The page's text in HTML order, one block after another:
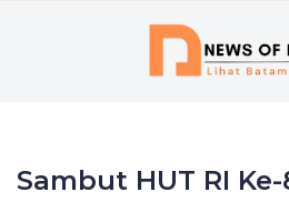
Sambut HUT RI